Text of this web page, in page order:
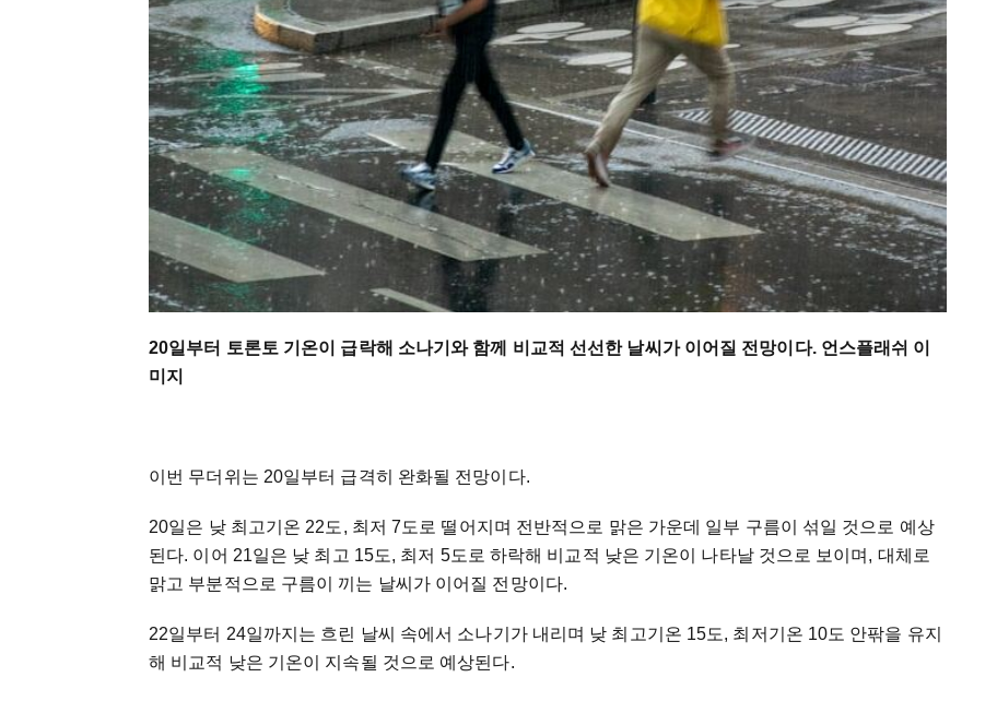
20일부터 토론토 기온이 급락해 소나기와 함께 비교적 선선한 날씨가 이어질 전망이다. 언스플래쉬 이
미지
이번 무더위는 20일부터 급격히 완화될 전망이다.
20일은 낮 최고기온 22도, 최저 7도로 떨어지며 전반적으로 맑은 가운데 일부 구름이 섞일 것으로 예상
된다. 이어 21일은 낮 최고 15도, 최저 5도로 하락해 비교적 낮은 기온이 나타날 것으로 보이며, 대체로
맑고 부분적으로 구름이 끼는 날씨가 이어질 전망이다.
22일부터 24일까지는 흐린 날씨 속에서 소나기가 내리며 낮 최고기온 15도, 최저기온 10도 안팎을 유지
해 비교적 낮은 기온이 지속될 것으로 예상된다.